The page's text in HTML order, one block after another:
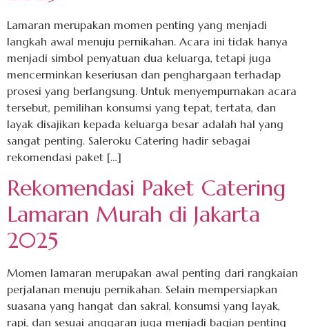
Lamaran merupakan momen penting yang menjadi
langkah awal menuju pernikahan. Acara ini tidak hanya
menjadi simbol penyatuan dua keluarga, tetapi juga
mencerminkan keseriusan dan penghargaan terhadap
prosesi yang berlangsung. Untuk menyempurnakan acara
tersebut, pemilihan konsumsi yang tepat, tertata, dan
layak disajikan kepada keluarga besar adalah hal yang
sangat penting. Saleroku Catering hadir sebagai
rekomendasi paket […]
Rekomendasi Paket Catering
Lamaran Murah di Jakarta
2025
Momen lamaran merupakan awal penting dari rangkaian
perjalanan menuju pernikahan. Selain mempersiapkan
suasana yang hangat dan sakral, konsumsi yang layak,
rapi, dan sesuai anggaran juga menjadi bagian penting